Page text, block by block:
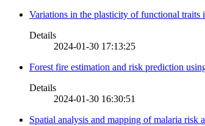
Variations in the plasticity of functional traits
Details
2024-01-30 17:13:25
Forest fire estimation and risk prediction
Details
2024-01-30 16:30:51
Spatial analysis and mapping of malaria